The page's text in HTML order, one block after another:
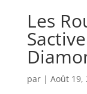
Les
par | Août 19,